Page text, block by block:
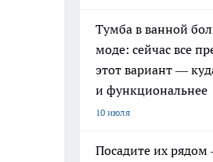
Тумба в ванной
моде: сейчас все
этот вариант —
и функциональнее
10 июля
Посадите их